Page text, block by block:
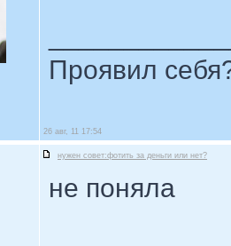
Проявил
26 авг, 11 17:54
нужен совет:фотить за деньги или нет?
не поняла